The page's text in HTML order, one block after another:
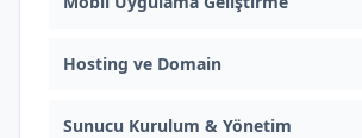
Hosting ve Domain
Sunucu Kurulum & Yönetim